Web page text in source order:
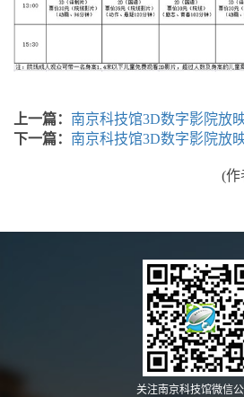
上一篇： 南京科技馆3D数字影院放
下一篇： 南京科技馆3D数字影院放
(
关注南京科技馆微信